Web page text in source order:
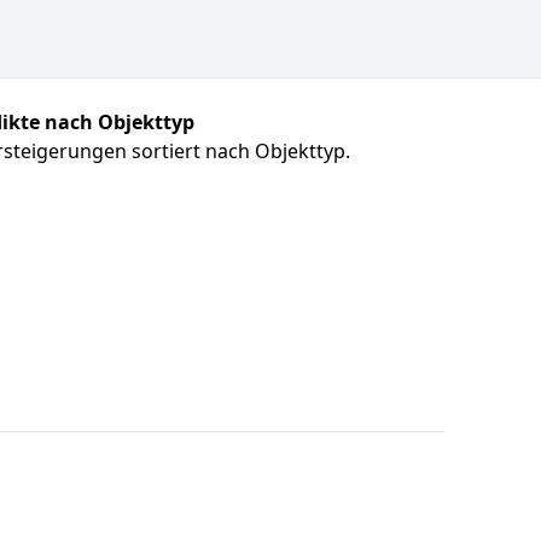
nach Objekttyp
sortiert nach Objekttyp.